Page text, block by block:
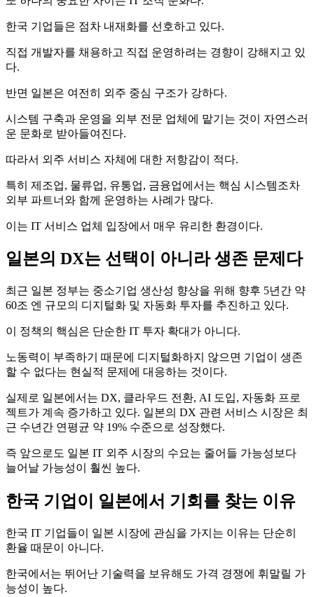
한국 기업들은 점차 내재화를 선호하고 있다.
직접 개발자를 채용하고 직접 운영하려는 경향이 강해지고 있
다.
반면 일본은 여전히 외주 중심 구조가 강하다.
시스템 구축과 운영을 외부 전문 업체에 맡기는 것이 자연스러
운 문화로 받아들여진다.
따라서 외주 서비스 자체에 대한 저항감이 적다.
특히 제조업, 물류업, 유통업, 금융업에서는 핵심 시스템조차
외부 파트너와 함께 운영하는 사례가 많다.
이는 IT 서비스 업체 입장에서 매우 유리한 환경이다.
일본의 DX는 선택이 아니라 생존 문제다
최근 일본 정부는 중소기업 생산성 향상을 위해 향후 5년간 약
60조 엔 규모의 디지털화 및 자동화 투자를 추진하고 있다.
이 정책의 핵심은 단순한 IT 투자 확대가 아니다.
노동력이 부족하기 때문에 디지털화하지 않으면 기업이 생존
할 수 없다는 현실적 문제에 대응하는 것이다.
실제로 일본에서는 DX, 클라우드 전환, AI 도입, 자동화 프로
젝트가 계속 증가하고 있다. 일본의 DX 관련 서비스 시장은 최
근 수년간 연평균 약 19% 수준으로 성장했다.
즉 앞으로도 일본 IT 외주 시장의 수요는 줄어들 가능성보다
늘어날 가능성이 훨씬 높다.
한국 기업이 일본에서 기회를 찾는 이유
한국 IT 기업들이 일본 시장에 관심을 가지는 이유는 단순히
환율 때문이 아니다.
한국에서는 뛰어난 기술력을 보유해도 가격 경쟁에 휘말릴 가
능성이 높다.